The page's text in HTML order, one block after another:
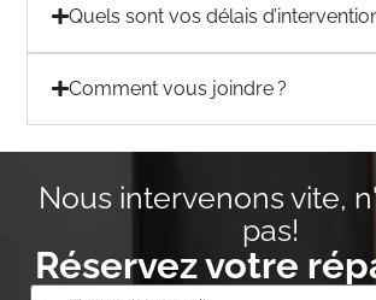
Quels sont vos délais
Comment vous joindre ?
Nous intervenons vite,
pas!
Réservez votre